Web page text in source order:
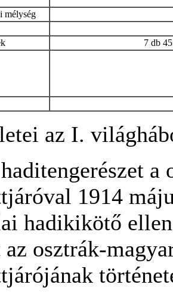
mélység
7 db
az I.
a
1914
hadikikötő
osztrák-